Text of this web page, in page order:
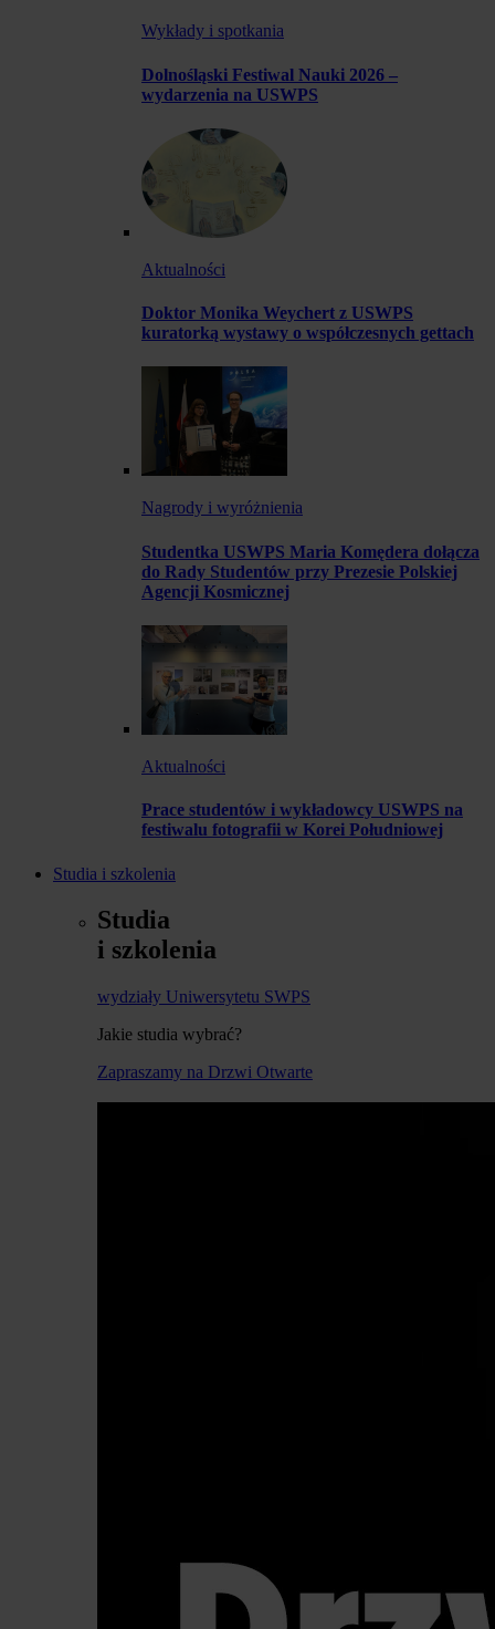
Wykłady i spotkania
Dolnośląski Festiwal Nauki 2026 –
wydarzenia na USWPS
Aktualności
Doktor Monika Weychert z USWPS
kuratorką wystawy o współczesnych gettach
Nagrody i wyróżnienia
Studentka USWPS Maria Komędera dołącza
do Rady Studentów przy Prezesie Polskiej
Agencji Kosmicznej
Aktualności
Prace studentów i wykładowcy USWPS na
festiwalu fotografii w Korei Południowej
Studia i szkolenia
Studia
i szkolenia
wydziały Uniwersytetu SWPS
Jakie studia wybrać?
Zapraszamy na Drzwi Otwarte